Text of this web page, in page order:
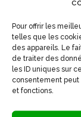
Pour offrir les
telles que les
des appareils. Le
de traiter des
les ID uniques sur
consentement
et fonctions.
2 octobre
Agence
Community